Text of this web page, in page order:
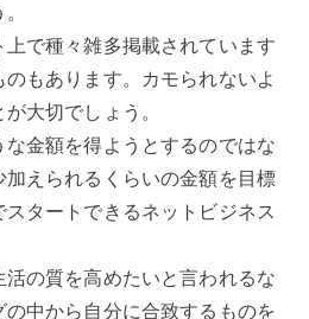
で種々雑多掲載されています
もあります。カモられないよ
大切でしょう。
金額を得ようとするのではな
加えられるくらいの金額を目標
タートできるネットビジネス
の質を高めたいと言われるな
中から自分に合致するものを